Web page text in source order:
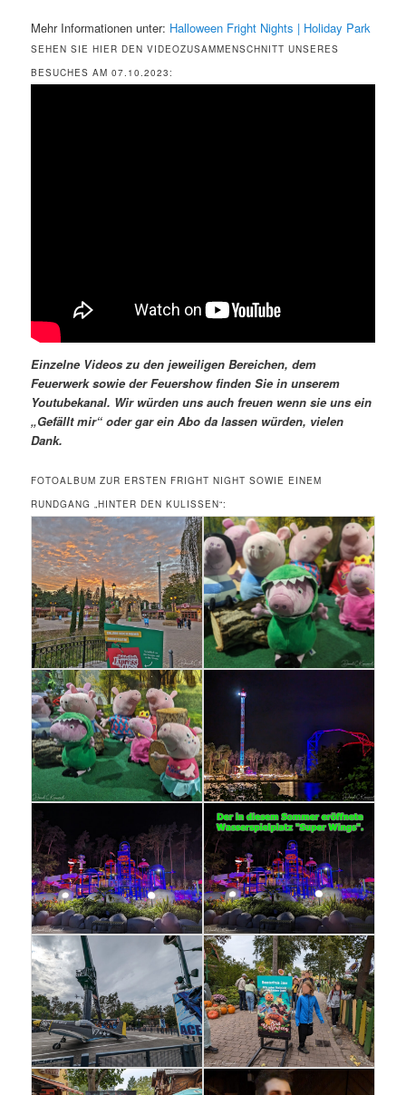
Mehr Informationen unter: Halloween Fright Nights | Holiday Park
SEHEN SIE HIER DEN VIDEOZUSAMMENSCHNITT UNSERES
BESUCHES AM 07.10.2023:
Einzelne Videos zu den jeweiligen Bereichen, dem
Feuerwerk sowie der Feuershow finden Sie in unserem
Youtubekanal. Wir würden uns auch freuen wenn sie uns ein
„Gefällt mir“ oder gar ein Abo da lassen würden, vielen
Dank.
FOTOALBUM ZUR ERSTEN FRIGHT NIGHT SOWIE EINEM
RUNDGANG „HINTER DEN KULISSEN“: